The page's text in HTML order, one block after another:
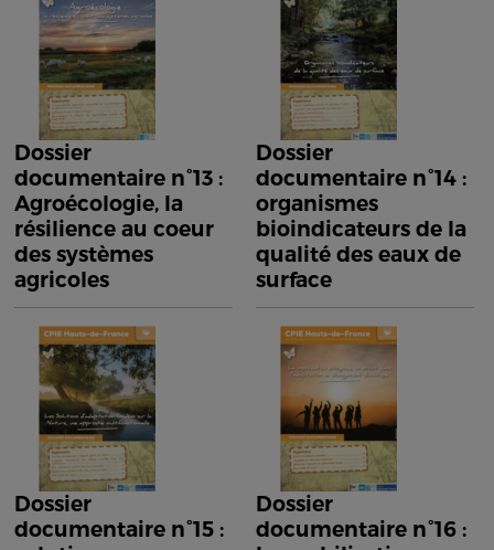
Dossier
documentaire n°13 :
Agroécologie, la
résilience au coeur
des systèmes
agricoles
Dossier
documentaire n°14 :
organismes
bioindicateurs de la
qualité des eaux de
surface
Dossier
documentaire n°15 :
Dossier
documentaire n°16 :